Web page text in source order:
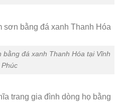
đá xanh Thanh Hóa tại Vĩnh
Phúc